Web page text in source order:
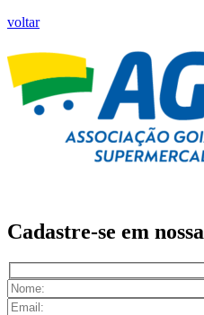
voltar
Cadastre-se em nossa